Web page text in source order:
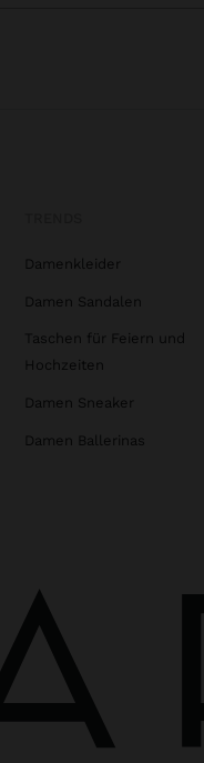
Damenkleider
Damen Sandalen
Taschen für Feiern und
Hochzeiten
Damen Sneaker
Damen Ballerinas